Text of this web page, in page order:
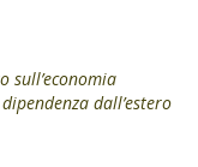
sull’economia
dall’estero